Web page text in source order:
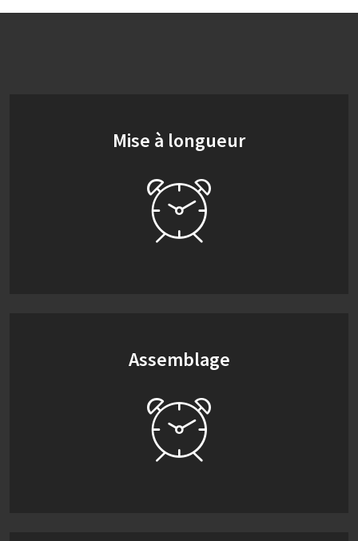
Mise à longueur
Assemblage